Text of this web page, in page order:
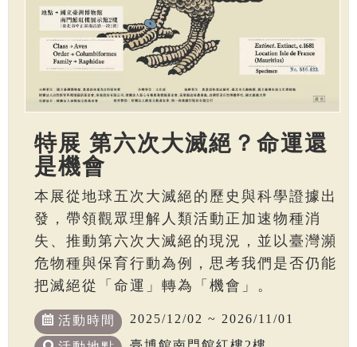
特展 第六次大滅絕？命運還
是機會
本展從地球五次大滅絕的歷史與科學證據出
發，帶領觀眾理解人類活動正加速物種消
失、推動第六次大滅絕的現況，並以臺灣瀕
危物種與保育行動為例，思考我們是否仍能
把滅絕從「命運」轉為「機會」。
活動時間 2025/12/02 ~ 2026/11/01